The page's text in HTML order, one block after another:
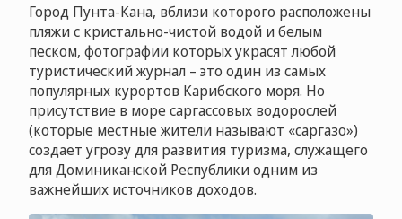
Город Пунта-Кана, вблизи которого расположены
пляжи с кристально-чистой водой и белым
песком, фотографии которых украсят любой
туристический журнал – это один из самых
популярных курортов Карибского моря. Но
присутствие в море саргассовых водорослей
(которые местные жители называют «саргазо»)
создает угрозу для развития туризма, служащего
для Доминиканской Республики одним из
важнейших источников доходов.